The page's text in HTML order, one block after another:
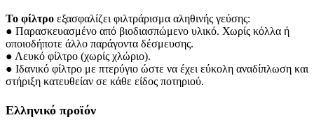
Το φίλτρο εξασφαλίζει φιλτράρισμα αληθινής γεύσης:
● Παρασκευασμένο από βιοδιασπώμενο υλικό. Χωρίς κόλλα ή
οποιοδήποτε άλλο παράγοντα δέσμευσης.
● Λευκό φίλτρο (χωρίς χλώριο).
● Ιδανικό φίλτρο με πτερύγιο ώστε να έχει εύκολη αναδίπλωση και
στήριξη κατευθείαν σε κάθε είδος ποτηριού.
Ελληνικό προϊόν